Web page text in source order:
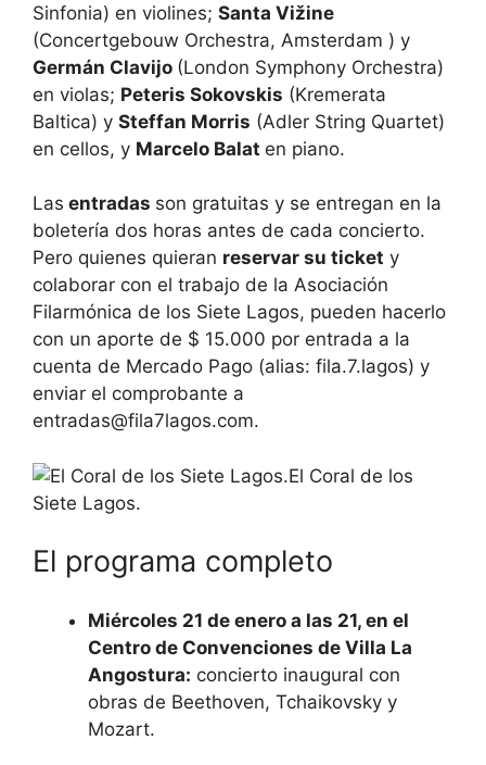
Sinfonia) en violines; Santa Vižine
(Concertgebouw Orchestra, Amsterdam ) y
Germán Clavijo (London Symphony Orchestra)
en violas; Peteris Sokovskis (Kremerata
Baltica) y Steffan Morris (Adler String Quartet)
en cellos, y Marcelo Balat en piano.
Las entradas son gratuitas y se entregan en la
boletería dos horas antes de cada concierto.
Pero quienes quieran reservar su ticket y
colaborar con el trabajo de la Asociación
Filarmónica de los Siete Lagos, pueden hacerlo
con un aporte de $ 15.000 por entrada a la
cuenta de Mercado Pago (alias: fila.7.lagos) y
enviar el comprobante a
entradas@fila7lagos.com.
El Coral de los
Siete Lagos.
El programa completo
Miércoles 21 de enero a las 21, en el
Centro de Convenciones de Villa La
Angostura: concierto inaugural con
obras de Beethoven, Tchaikovsky y
Mozart.